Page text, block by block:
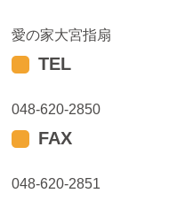
愛の家大宮指扇
TEL
048-620-2850
FAX
048-620-2851